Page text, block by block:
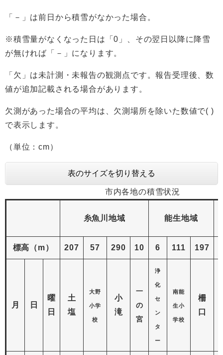
「－」は前日から積雪がなかった場合。
※積雪量がなくなった日は「0」、その翌日以降に降雪
が無ければ「－」になります。
「欠」は未計測・未報告の観測点です。報告受理後、数
値が追加記載される場合があります。
欠測があった場合の平均は、欠測場所を除いた数値で( )
で表示します。​
（単位：cm）
表のサイズを切り替える
市内各地の積雪状況
糸魚川地域 能生地域
標高（m） 207 57 290 10 6 111 197
月 日
曜
日
土
塩
大野
小学
校
小
滝
一
の
宮
浄
化
セ
ン
タ
ー
南能
生小
学校
柵
口